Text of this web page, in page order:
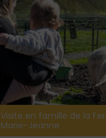
Visite en famille de la
Marie-Jeanne